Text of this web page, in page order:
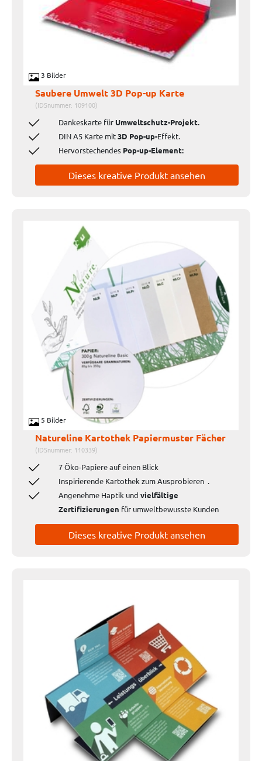
3 Bilder
Saubere Umwelt 3D Pop-up Karte
(IDSnummer: 109100)
Dankeskarte für Umweltschutz-Projekt.
DIN A5 Karte mit3D Pop-up-Effekt.
Hervorstechendes Pop-up-Element:
Dieses kreative Produkt ansehen
5 Bilder
Natureline Kartothek Papiermuster Fächer
(IDSnummer: 110339)
7 Öko-Papiere auf einen Blick
Inspirierende Kartothek zum Ausprobieren .
Angenehme Haptik und vielfältige
Zertifizierungen für umweltbewusste Kunden
Dieses kreative Produkt ansehen